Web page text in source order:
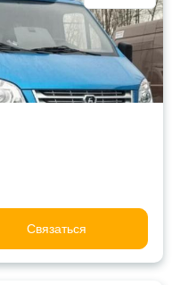
Связаться